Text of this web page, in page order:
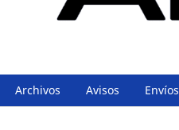
Archivos Avisos Envíos